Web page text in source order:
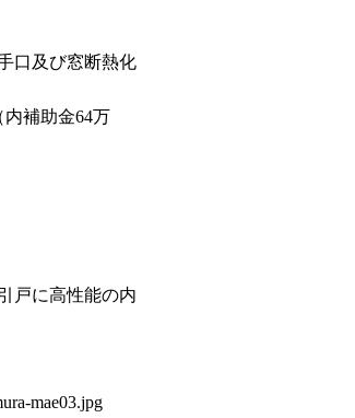
口及び窓断熱化
内補助金64万
戸に高性能の内